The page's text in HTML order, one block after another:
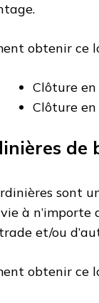
obtenir ce
Clôture
Clôture
de
sont
à n’importe
et/ou
obtenir ce